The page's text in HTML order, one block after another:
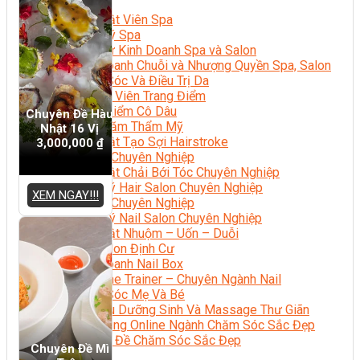
Sắc Đẹp
Kỹ Thuật Viên Spa
Quản Lý Spa
Khởi Sự Kinh Doanh Spa và Salon
Kinh Doanh Chuỗi và Nhượng Quyền Spa, Salon
Chăm Sóc Và Điều Trị Da
Chuyên Viên Trang Điểm
Trang Điểm Cô Dâu
Phun Xăm Thẩm Mỹ
Kỹ Thuật Tạo Sợi Hairstroke
Barber Chuyên Nghiệp
Kỹ Thuật Chải Bới Tóc Chuyên Nghiệp
Quản Lý Hair Salon Chuyên Nghiệp
Nối Mi Chuyên Nghiệp
Quản Lý Nail Salon Chuyên Nghiệp
Kỹ Thuật Nhuộm – Uốn – Duỗi
Nail Salon Định Cư
Kinh Doanh Nail Box
Train The Trainer – Chuyên Ngành Nail
Chăm Sóc Mẹ Và Bé
Gội Đầu Dưỡng Sinh Và Massage Thư Giãn
Marketing Online Ngành Chăm Sóc Sắc Đẹp
Chuyên Đề Chăm Sóc Sắc Đẹp
Âm Nhạc
Chuyên Đề Hàu
Nhật 16 Vị
3,000,000₫
XEM NGAY!!!
Chuyên Đề Mì